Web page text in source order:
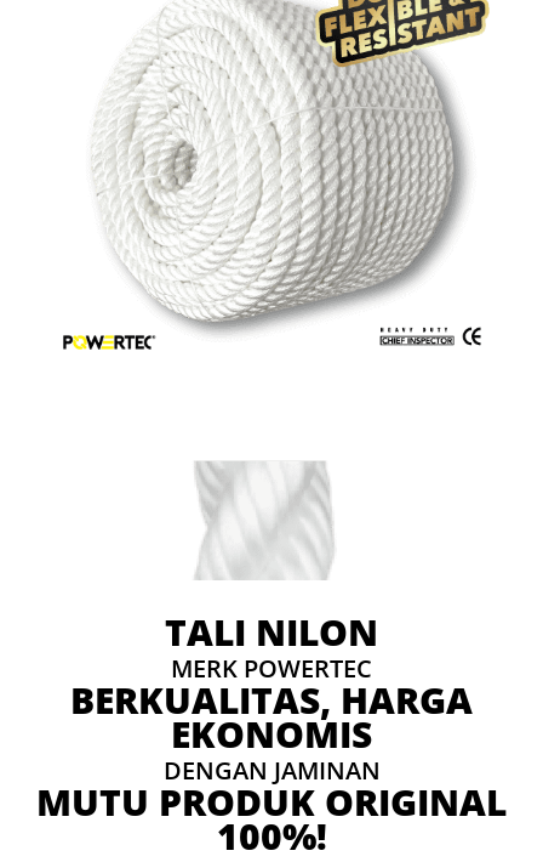
TALI NILON
MERK POWERTEC
BERKUALITAS, HARGA
EKONOMIS
DENGAN JAMINAN
MUTU PRODUK ORIGINAL
100%!